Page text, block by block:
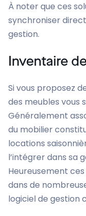
À noter que ces
synchroniser
gestion.
Inventaire
Si vous proposez
des meubles vous
Généralement
du mobilier
locations
l’intégrer dans sa
Heureusement
dans de
logiciel de gestion